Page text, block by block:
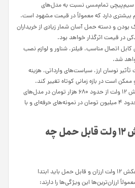
سیم‌پیچی تمام‌مسی نسبت به مدل‌های
بیشتری دارد که معمولاً در قیمت مشهود است.
بودن و دسته حمل آسان شمار زیادی از خریداران
در قیمت اثرگذار خواهد بود.
اتصال مناسب، فیلتر، شناور و لوازم نصب
شد.
نوسان ارز، سیاست‌های وارداتی، هزینه
ممکن است در بازه زمانی کوتاه تغییر کند.
به طور خلاصه، قیمت پمپ کفکش ۱۲ ولت از حدود ۶۸۰ هزار تومان در مدل‌های
پایه و ساده شروع می‌شود و تا حدود ۴ میلیون تومان در نمونه‌های حرفه‌ای و با
ارزان‌ترین پمپ کفکش ۱۲ ولت قابل حمل چه
برای انتخاب و خرید یک پمپ کفکش ۱۲ ولت ارزان و قابل حمل باید ابتدا
ارزان‌ترین‌ها این ویژگی‌ها را دارند: